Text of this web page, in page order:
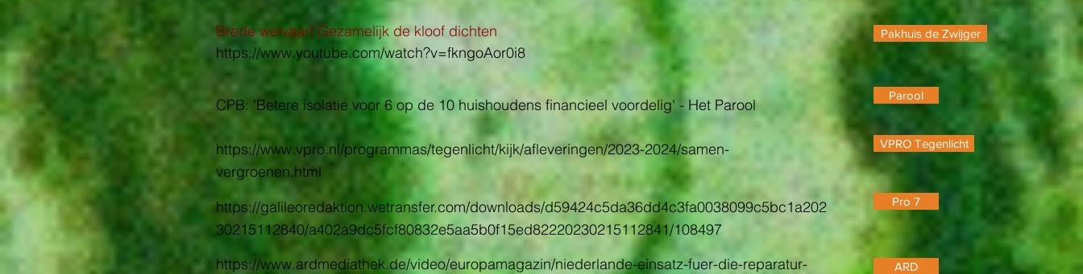
Brede welvaart Gezamelijk de kloof dichten
https://www.youtube.com/watch?v=fkngoAor0i8
Pakhuis de Zwijger
CPB: 'Betere isolatie voor 6 op de 10 huishoudens financieel voordelig' - Het Parool
https://www.vpro.nl/programmas/tegenlicht/kijk/afleveringen/2023-2024/samen-
vergroenen.html
https://galileoredaktion.wetransfer.com/downloads/d59424c5da36dd4c3fa0038099c5bc1a202
30215112840/a402a9dc5fcf80832e5aa5b0f15ed82220230215112841/108497
https://www.ardmediathek.de/video/europamagazin/niederlande-einsatz-fuer-die-reparatur-
Parool
VPRO Tegenlicht
Pro 7
ARD